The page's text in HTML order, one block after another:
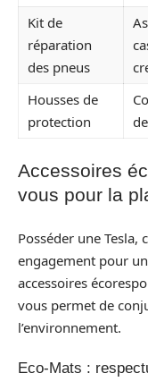
Kit de
réparation
des pneus
Housses de
protection
Accessoires
vous pour la
Posséder une Tesla,
engagement pour
accessoires
vous permet de
l’environnement.
Eco-Mats :